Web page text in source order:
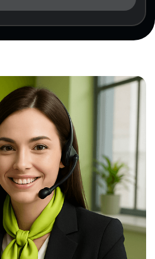
дозвіл на аудит у сфері
відповідно до
здійснює ТОВ
центр АСУ”.